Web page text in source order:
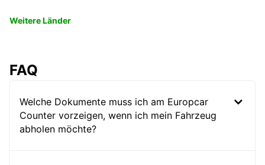
Weitere Länder
FAQ
Welche Dokumente muss ich am Europcar
Counter vorzeigen, wenn ich mein Fahrzeug
abholen möchte?